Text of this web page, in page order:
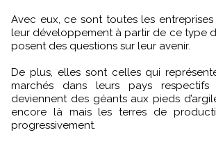
Avec eux, ce sont toutes les
leur développement à partir de ce type
posent des questions sur leur avenir.
De plus, elles sont celles qui
marchés dans leurs pays
deviennent des géants aux pieds
encore là mais les terres de
progressivement.